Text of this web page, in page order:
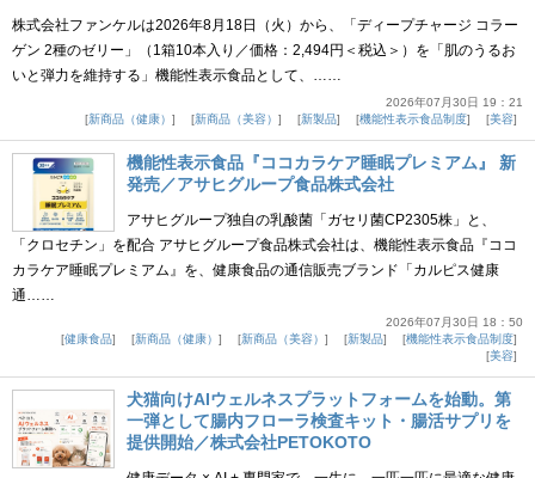
株式会社ファンケルは2026年8月18日（火）から、「ディープチャージ コラー
ゲン 2種のゼリー」（1箱10本入り／価格：2,494円＜税込＞）を「肌のうるお
いと弾力を維持する」機能性表示食品として、……
2026年07月30日 19：21
新商品（健康）
新商品（美容） 新製品 機能性表示食品制度 美容
機能性表示食品『ココカラケア睡眠プレミアム』 新
発売／アサヒグループ食品株式会社
アサヒグループ独自の乳酸菌「ガセリ菌CP2305株」と、
「クロセチン」を配合 アサヒグループ食品株式会社は、機能性表示食品『ココ
カラケア睡眠プレミアム』を、健康食品の通信販売ブランド「カルピス健康
通……
2026年07月30日 18：50
健康食品
新商品（健康） 新商品（美容） 新製品
機能性表示食品制度
美容
犬猫向けAIウェルネスプラットフォームを始動。第
一弾として腸内フローラ検査キット・腸活サプリを
提供開始／株式会社PETOKOTO